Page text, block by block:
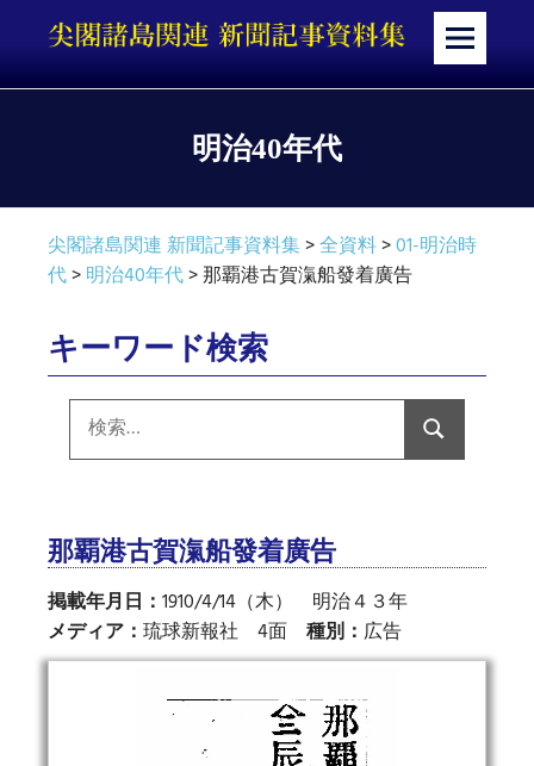
テ
メ
明治40年代
尖閣諸島関連 新聞記事資料集>全資料>01-明治時
代>明治40年代>那覇港古賀滊船發着廣告
キーワード検索
索:
検
索
那覇港古賀滊船發着廣告
掲載年月日： 1910/4/14（木） 明治４３年
メディア： 琉球新報社 4面 種別： 広告